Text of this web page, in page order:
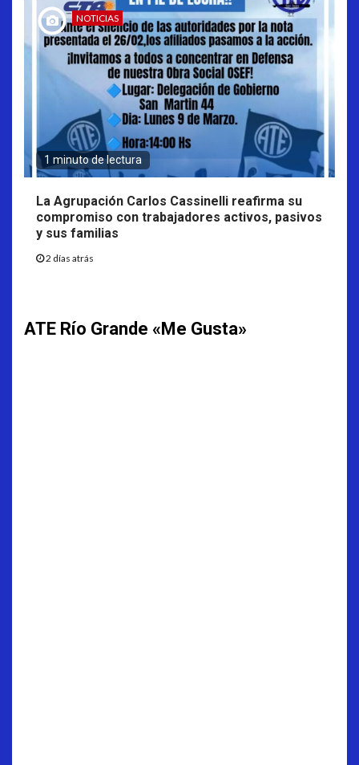
NOTICIAS
1 minuto de lectura
La Agrupación Carlos Cassinelli reafirma su
compromiso con trabajadores activos, pasivos
y sus familias
2 días atrás
ATE Río Grande «Me Gusta»